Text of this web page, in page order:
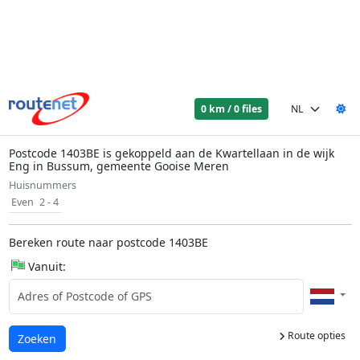
0 km / 0 files
Postcode 1403BE is gekoppeld aan de Kwartellaan in de wijk
Eng in Bussum, gemeente Gooise Meren
Huisnummers
Even 2 - 4
Bereken route naar postcode 1403BE
Vanuit:
Route opties
Laden...
Zoeken